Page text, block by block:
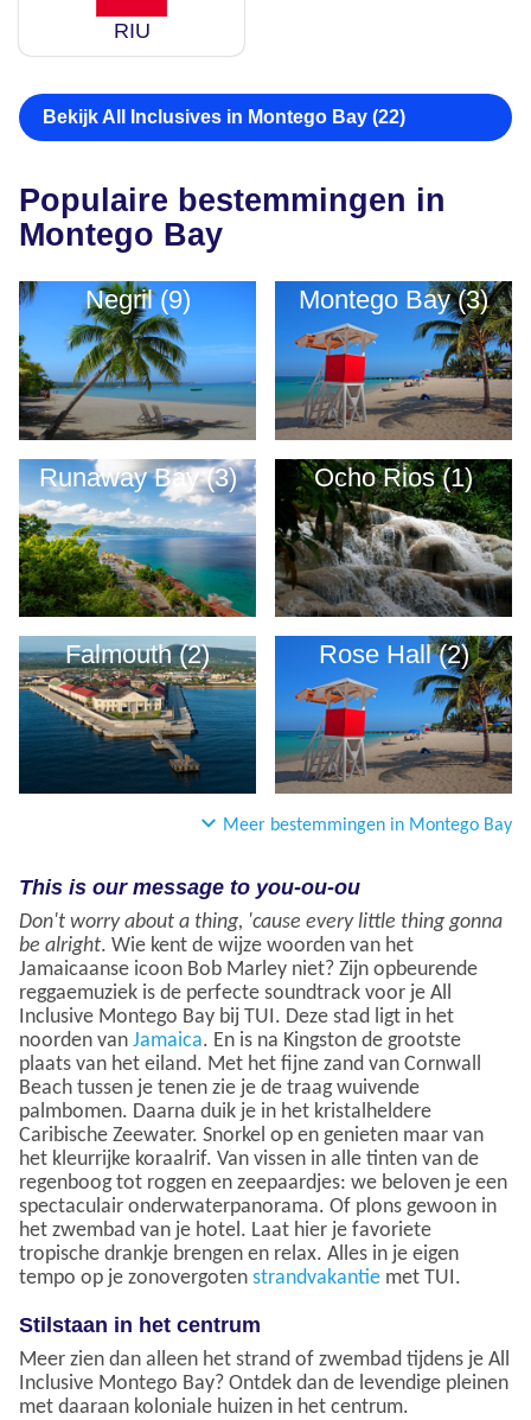
RIU
Bekijk All Inclusives in Montego Bay (22)
Populaire bestemmingen in
Montego Bay
Negril (9) Montego Bay (3)
Runaway Bay (3) Ocho Rios (1)
Falmouth (2) Rose Hall (2)
Meer bestemmingen in Montego Bay
This is our message to you-ou-ou
Don't worry about a thing, 'cause every little thing gonna
be alright. Wie kent de wijze woorden van het
Jamaicaanse icoon Bob Marley niet? Zijn opbeurende
reggaemuziek is de perfecte soundtrack voor je All
Inclusive Montego Bay bij TUI. Deze stad ligt in het
noorden van Jamaica. En is na Kingston de grootste
plaats van het eiland. Met het fijne zand van Cornwall
Beach tussen je tenen zie je de traag wuivende
palmbomen. Daarna duik je in het kristalheldere
Caribische Zeewater. Snorkel op en genieten maar van
het kleurrijke koraalrif. Van vissen in alle tinten van de
regenboog tot roggen en zeepaardjes: we beloven je een
spectaculair onderwaterpanorama. Of plons gewoon in
het zwembad van je hotel. Laat hier je favoriete
tropische drankje brengen en relax. Alles in je eigen
tempo op je zonovergoten strandvakantie met TUI.
Stilstaan in het centrum
Meer zien dan alleen het strand of zwembad tijdens je All
Inclusive Montego Bay? Ontdek dan de levendige pleinen
met daaraan koloniale huizen in het centrum.